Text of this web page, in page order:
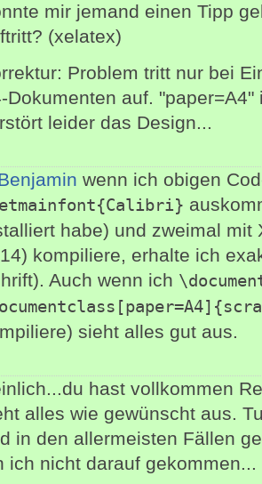
mir jemand einen Tipp
(xelatex)
Problem tritt nur bei
Dokumenten auf.
leider das Design...
wenn ich obigen
habe) und zweimal mit
kompiliere, erhalte ich
Auch wenn ich
sieht alles gut aus.
hast vollkommen
alles wie gewünscht aus.
in den allermeisten Fällen
ich nicht darauf gekommen...